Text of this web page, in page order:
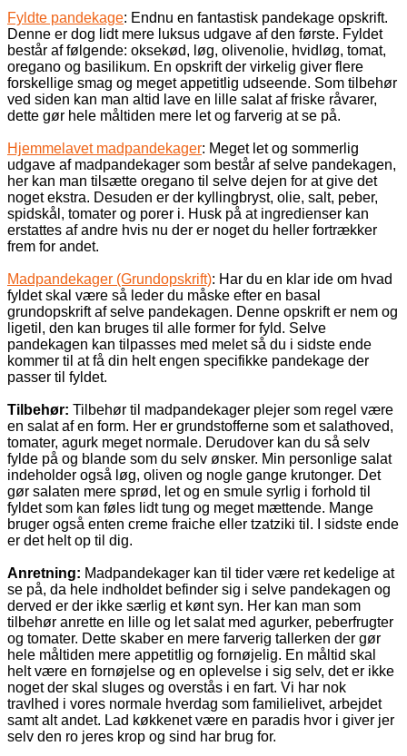
Fyldte pandekage: Endnu en fantastisk pandekage opskrift.
Denne er dog lidt mere luksus udgave af den første. Fyldet
består af følgende: oksekød, løg, olivenolie, hvidløg, tomat,
oregano og basilikum. En opskrift der virkelig giver flere
forskellige smag og meget appetitlig udseende. Som tilbehør
ved siden kan man altid lave en lille salat af friske råvarer,
dette gør hele måltiden mere let og farverig at se på.
Hjemmelavet madpandekager: Meget let og sommerlig
udgave af madpandekager som består af selve pandekagen,
her kan man tilsætte oregano til selve dejen for at give det
noget ekstra. Desuden er der kyllingbryst, olie, salt, peber,
spidskål, tomater og porer i. Husk på at ingredienser kan
erstattes af andre hvis nu der er noget du heller fortrækker
frem for andet.
Madpandekager (Grundopskrift): Har du en klar ide om hvad
fyldet skal være så leder du måske efter en basal
grundopskrift af selve pandekagen. Denne opskrift er nem og
ligetil, den kan bruges til alle former for fyld. Selve
pandekagen kan tilpasses med melet så du i sidste ende
kommer til at få din helt engen specifikke pandekage der
passer til fyldet.
Tilbehør: Tilbehør til madpandekager plejer som regel være
en salat af en form. Her er grundstofferne som et salathoved,
tomater, agurk meget normale. Derudover kan du så selv
fylde på og blande som du selv ønsker. Min personlige salat
indeholder også løg, oliven og nogle gange krutonger. Det
gør salaten mere sprød, let og en smule syrlig i forhold til
fyldet som kan føles lidt tung og meget mættende. Mange
bruger også enten creme fraiche eller tzatziki til. I sidste ende
er det helt op til dig.
Anretning: Madpandekager kan til tider være ret kedelige at
se på, da hele indholdet befinder sig i selve pandekagen og
derved er der ikke særlig et kønt syn. Her kan man som
tilbehør anrette en lille og let salat med agurker, peberfrugter
og tomater. Dette skaber en mere farverig tallerken der gør
hele måltiden mere appetitlig og fornøjelig. En måltid skal
helt være en fornøjelse og en oplevelse i sig selv, det er ikke
noget der skal sluges og overstås i en fart. Vi har nok
travlhed i vores normale hverdag som familielivet, arbejdet
samt alt andet. Lad køkkenet være en paradis hvor i giver jer
selv den ro jeres krop og sind har brug for.